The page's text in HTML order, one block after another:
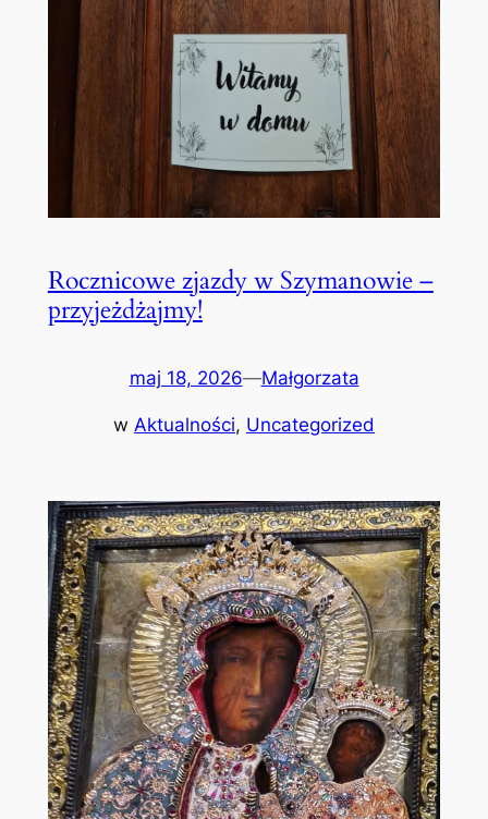
Rocznicowe zjazdy w Szymanowie –
przyjeżdżajmy!
maj 18, 2026—Małgorzata
w Aktualności, Uncategorized